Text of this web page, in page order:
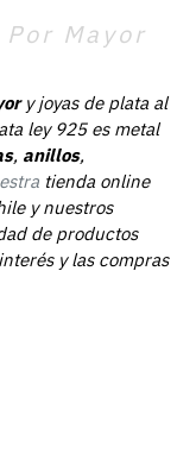
Mayor
y joyas de plata al
ley 925 es metal
, anillos,
tienda online
y nuestros
de productos
y las compras